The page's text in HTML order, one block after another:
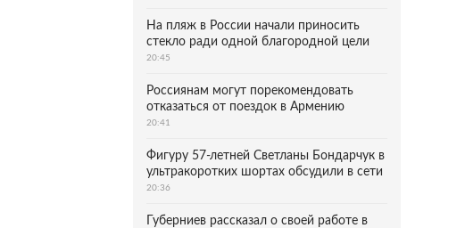
На пляж в России начали приносить
стекло ради одной благородной цели
20:45
Россиянам могут порекомендовать
отказаться от поездок в Армению
20:41
Фигуру 57-летней Светланы Бондарчук в
ультракоротких шортах обсудили в сети
20:36
Губерниев рассказал о своей работе в